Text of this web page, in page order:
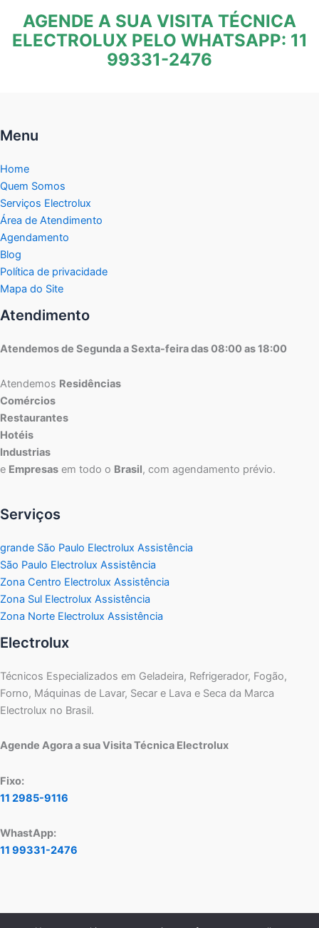
AGENDE A SUA VISITA TÉCNICA
ELECTROLUX PELO WHATSAPP: 11
99331-2476
Menu
Home
Quem Somos
Serviços Electrolux
Área de Atendimento
Agendamento
Blog
Política de privacidade
Mapa do Site
Atendimento
Atendemos de Segunda a Sexta-feira das 08:00 as 18:00
Atendemos Residências
Comércios
Restaurantes
Hotéis
Industrias
e Empresas em todo o Brasil, com agendamento prévio.
Serviços
grande São Paulo Electrolux Assistência
São Paulo Electrolux Assistência
Zona Centro Electrolux Assistência
Zona Sul Electrolux Assistência
Zona Norte Electrolux Assistência
Electrolux
Técnicos Especializados em Geladeira, Refrigerador, Fogão,
Forno, Máquinas de Lavar, Secar e Lava e Seca da Marca
Electrolux no Brasil.
Agende Agora a sua Visita Técnica Electrolux
Fixo:
11 2985-9116
WhastApp:
11 99331-2476